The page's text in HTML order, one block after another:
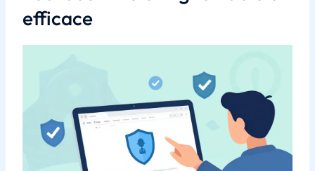
efficace